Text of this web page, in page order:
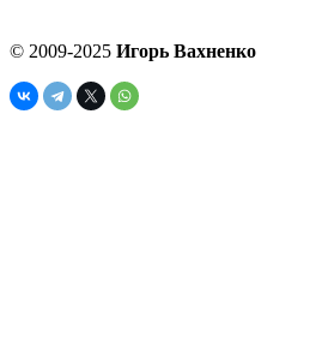
© 2009-2025 Игорь Вахненко